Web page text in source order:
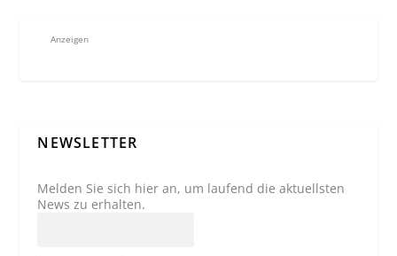
Anzeigen
NEWSLETTER
Melden Sie sich hier an, um laufend die aktuellsten
News zu erhalten.